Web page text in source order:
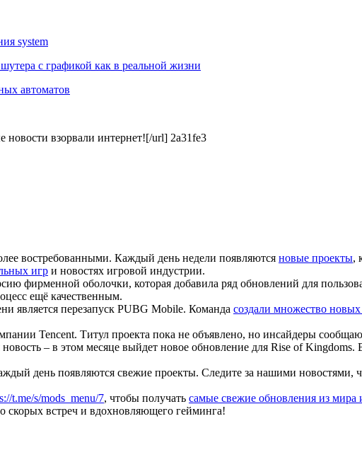
system
с графикой как в реальной жизни
автоматов
взорвали интернет![/url] 2a31fe3
востребованными. Каждый день недели появляются новые проекты,
игр и новостях игровой индустрии.
фирменной оболочки, которая добавила ряд обновлений для
ещё качественным.
является перезапуск PUBG Mobile. Команда создали множество
Tencent. Титул проекта пока не объявлено, но инсайдеры
новость – в этом месяце выйдет новое обновление для Rise of Kingdoms.
день появляются свежие проекты. Следите за нашими новостями,
t.me/s/mods_menu/7, чтобы получать самые свежие обновления из мира
скорых встреч и вдохновляющего гейминга!